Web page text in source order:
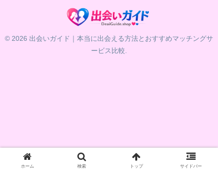
© 2026 出会いガイド｜本当に出会える方法とおすすめマッチングサ
ービス比較.
ホーム 検索 トップ サイドバー